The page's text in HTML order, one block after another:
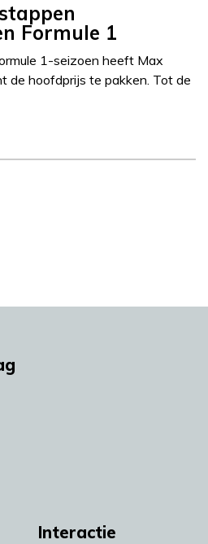
Formule 1
1-seizoen heeft Max
de hoofdprijs te pakken. Tot de
Interactie